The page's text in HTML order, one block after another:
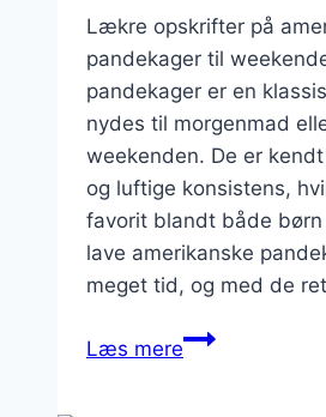
Lækre opskrifter på
pandekager til
pandekager er en
nydes til morgenmad
weekenden. De er
og luftige konsistens,
favorit blandt både børn
lave amerikanske
meget tid, og med de
Læs mereLækre